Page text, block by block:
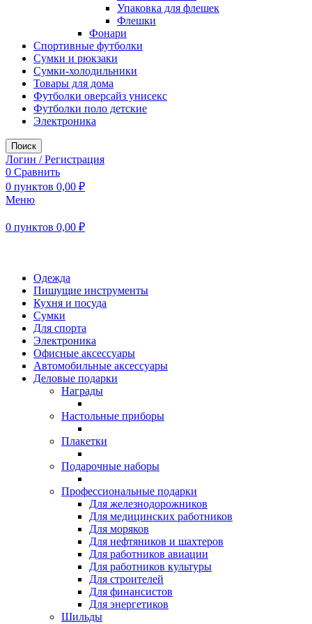
Упаковка для флешек
Флешки
Фонари
Спортивные футболки
Сумки и рюкзаки
Сумки-холодильники
Товары для дома
Футболки оверсайз унисекс
Футболки поло детские
Электроника
Поиск
Логин / Регистрация
0 Сравнить
0 пунктов 0,00 ₽
Меню
0 пунктов 0,00 ₽
Одежда
Пишущие инструменты
Кухня и посуда
Сумки
Для спорта
Электроника
Офисные аксессуары
Автомобильные аксессуары
Деловые подарки
Награды
Настольные приборы
Плакетки
Подарочные наборы
Профессиональные подарки
Для железнодорожников
Для медицинских работников
Для моряков
Для нефтяников и шахтеров
Для работников авиации
Для работников культуры
Для строителей
Для финансистов
Для энергетиков
Шильды